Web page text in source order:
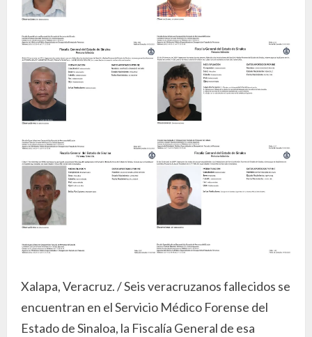
Xalapa, Veracruz. / Seis veracruzanos fallecidos se
encuentran en el Servicio Médico Forense del
Estado de Sinaloa, la Fiscalía General de esa